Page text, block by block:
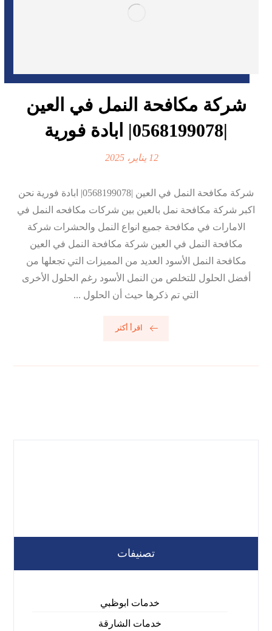
شركة مكافحة النمل في العين
|0568199078| ابادة فورية
12 يناير، 2025
شركة مكافحة النمل في العين |0568199078| ابادة فورية نحن
اكبر شركة مكافحة نمل بالعين بين شركات مكافحه النمل في
الامارات في مكافحة جميع انواع النمل والحشرات شركة
مكافحة النمل في العين شركة مكافحة النمل في العين
مكافحة النمل الأسود العديد من المميزات التي تجعلها من
أفضل الحلول للتخلص من النمل الأسود رغم الحلول الأخرى
التي تم ذكرها حيث أن الحلول ...
اقرأ أكثر
تصنيفات
خدمات ابوظبي
خدمات الشارقة